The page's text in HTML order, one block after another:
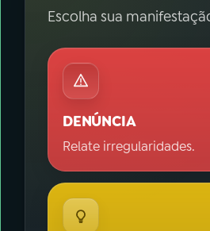
Escolha sua
DENÚNCIA
Relate irregularidades.